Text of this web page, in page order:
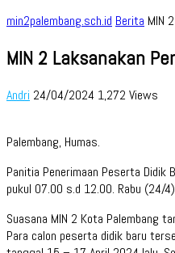
min2palembang.sch.id Berita MIN
MIN 2 Laksanakan
Andri 24/04/2024 1,272 Views
Palembang, Humas.
Panitia Penerimaan Peserta Didik
pukul 07.00 s.d 12.00. Rabu (24/4)
Suasana MIN 2 Kota Palembang
Para calon peserta didik baru